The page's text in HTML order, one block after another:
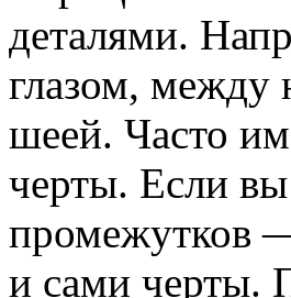
деталями.
глазом, между
шеей. Часто
черты. Если
промежутков
и сами черты.